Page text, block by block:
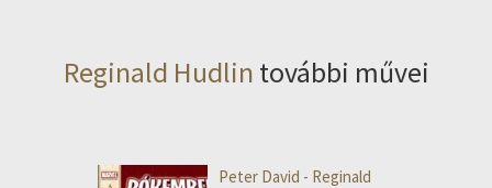
Reginald Hudlin további művei
Peter David - Reginald